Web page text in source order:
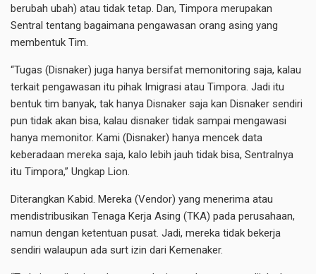
berubah ubah) atau tidak tetap. Dan, Timpora merupakan
Sentral tentang bagaimana pengawasan orang asing yang
membentuk Tim.
“Tugas (Disnaker) juga hanya bersifat memonitoring saja, kalau
terkait pengawasan itu pihak Imigrasi atau Timpora. Jadi itu
bentuk tim banyak, tak hanya Disnaker saja kan Disnaker sendiri
pun tidak akan bisa, kalau disnaker tidak sampai mengawasi
hanya memonitor. Kami (Disnaker) hanya mencek data
keberadaan mereka saja, kalo lebih jauh tidak bisa, Sentralnya
itu Timpora,” Ungkap Lion.
Diterangkan Kabid. Mereka (Vendor) yang menerima atau
mendistribusikan Tenaga Kerja Asing (TKA) pada perusahaan,
namun dengan ketentuan pusat. Jadi, mereka tidak bekerja
sendiri walaupun ada surt izin dari Kemenaker.